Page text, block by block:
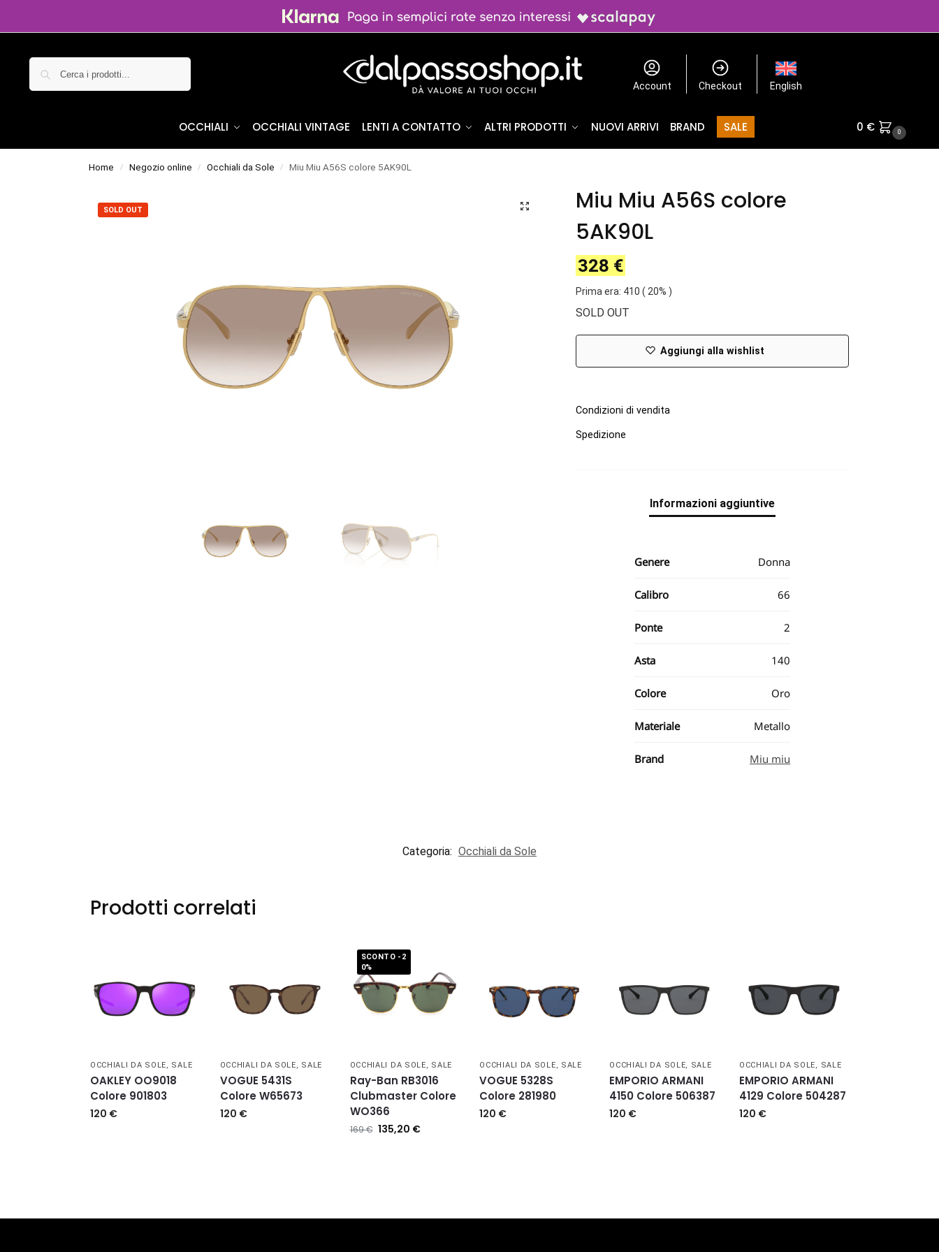
Account Checkout English
OCCHIALI OCCHIALI VINTAGE LENTI A CONTATTO ALTRI PRODOTTI NUOVI ARRIVI BRAND SALE 0 € 0
Home / Negozio online / Occhiali da Sole / Miu Miu A56S colore 5AK90L
SOLD OUT
Miu Miu A56S colore
5AK90L
328 €
Prima era: 410 ( 20% )
SOLD OUT
Aggiungi alla wishlist
Condizioni di vendita
Spedizione
Informazioni aggiuntive
Genere Donna
Calibro 66
Ponte 2
Asta 140
Colore Oro
Materiale Metallo
Brand Miu miu
Categoria: Occhiali da Sole
Prodotti correlati
OCCHIALI DA SOLE, SALE
OAKLEY OO9018
Colore 901803
120 €
OCCHIALI DA SOLE, SALE
VOGUE 5431S
Colore W65673
120 €
SCONTO -2
0%
OCCHIALI DA SOLE, SALE
Ray-Ban RB3016
Clubmaster Colore
WO366
169€ 135,20 €
OCCHIALI DA SOLE, SALE
VOGUE 5328S
Colore 281980
120 €
OCCHIALI DA SOLE, SALE
EMPORIO ARMANI
4150 Colore 506387
120 €
OCCHIALI DA SOLE, SALE
EMPORIO ARMANI
4129 Colore 504287
120 €